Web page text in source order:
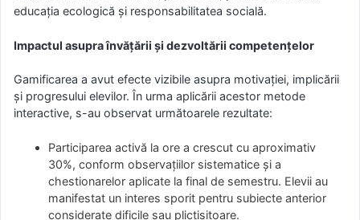
educația ecologică și responsabilitatea socială.
Impactul asupra învățării și dezvoltării competențelor
Gamificarea a avut efecte vizibile asupra motivației, implicării
și progresului elevilor. În urma aplicării acestor metode
interactive, s-au observat următoarele rezultate:
Participarea activă la ore a crescut cu aproximativ
30%, conform observațiilor sistematice și a
chestionarelor aplicate la final de semestru. Elevii au
manifestat un interes sporit pentru subiecte anterior
considerate dificile sau plictisitoare.